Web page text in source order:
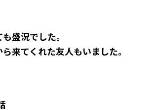
盛況でした。
来てくれた友人もいました。